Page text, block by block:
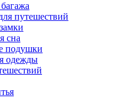
путешествий
сна
подушки
одежды